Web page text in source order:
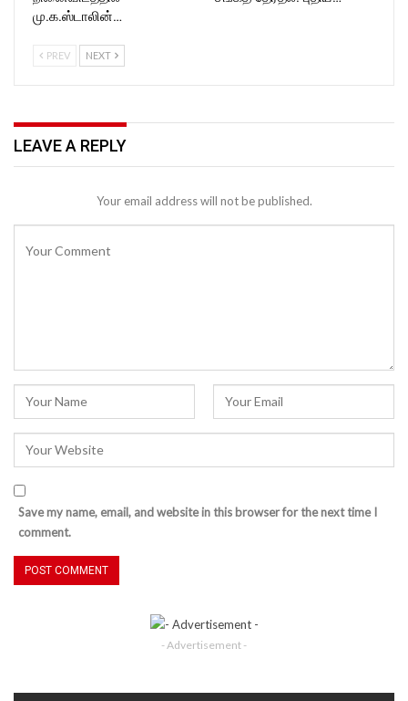
மு.க.ஸ்டாலின்…
PREV NEXT
LEAVE A REPLY
Your email address will not be published.
Save my name, email, and website in this browser for the next time I
comment.
- Advertisement -